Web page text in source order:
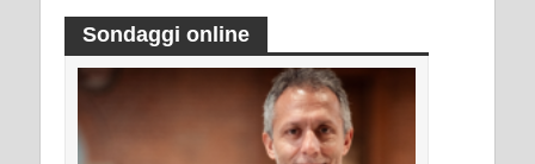
Sondaggi online